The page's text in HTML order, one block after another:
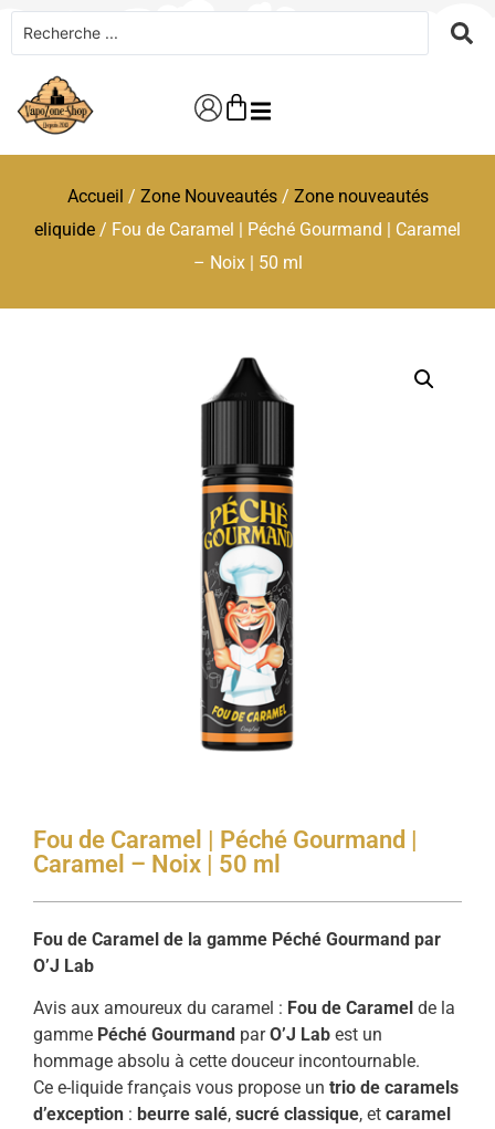
Accueil / Zone Nouveautés/ Zone nouveautés
eliquide / Fou de Caramel | Péché Gourmand | Caramel
– Noix | 50 ml
Fou de Caramel | Péché Gourmand |
Caramel – Noix | 50 ml
Fou de Caramel de la gamme Péché Gourmand par
O’J Lab
Avis aux amoureux du caramel : Fou de Caramel de la
gamme Péché Gourmand parO’J Lab est un
hommage absolu à cette douceur incontournable.
Ce e-liquide français vous propose un trio de caramels
d’exception : beurre salé, sucré classique, et caramel